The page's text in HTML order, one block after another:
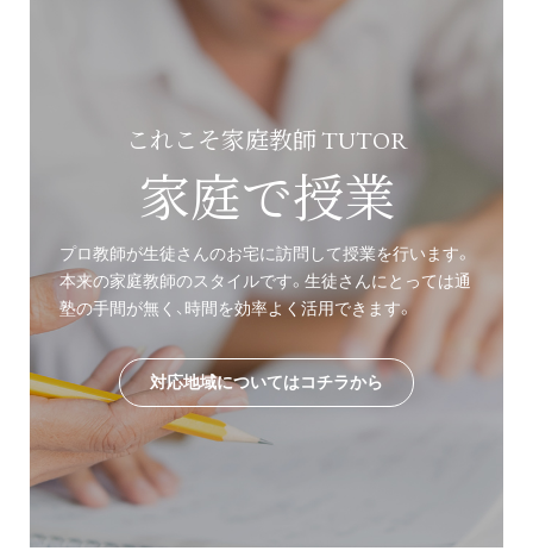
これこそ家庭教師 TUTOR
家庭で授業
プロ教師が生徒さんのお宅に訪問して授業を行います。
本来の家庭教師のスタイルです。生徒さんにとっては通
塾の手間が無く、時間を効率よく活用できます。
対応地域についてはコチラから